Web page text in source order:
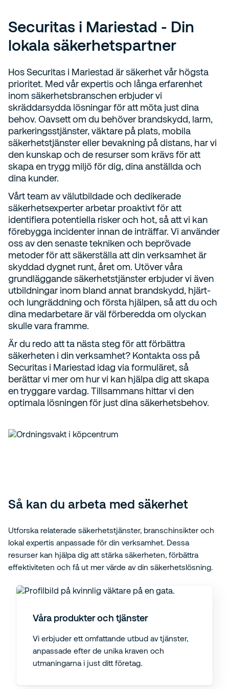
Securitas i Mariestad - Din
lokala säkerhetspartner
Hos Securitas i Mariestad är säkerhet vår högsta
prioritet. Med vår expertis och långa erfarenhet
inom säkerhetsbranschen erbjuder vi
skräddarsydda lösningar för att möta just dina
behov. Oavsett om du behöver brandskydd, larm,
parkeringsstjänster, väktare på plats, mobila
säkerhetstjänster eller bevakning på distans, har vi
den kunskap och de resurser som krävs för att
skapa en trygg miljö för dig, dina anställda och
dina kunder.
Vårt team av välutbildade och dedikerade
säkerhetsexperter arbetar proaktivt för att
identifiera potentiella risker och hot, så att vi kan
förebygga incidenter innan de inträffar. Vi använder
oss av den senaste tekniken och beprövade
metoder för att säkerställa att din verksamhet är
skyddad dygnet runt, året om. Utöver våra
grundläggande säkerhetstjänster erbjuder vi även
utbildningar inom bland annat brandskydd, hjärt-
och lungräddning och första hjälpen, så att du och
dina medarbetare är väl förberedda om olyckan
skulle vara framme.
Är du redo att ta nästa steg för att förbättra
säkerheten i din verksamhet? Kontakta oss på
Securitas i Mariestad idag via formuläret, så
berättar vi mer om hur vi kan hjälpa dig att skapa
en tryggare vardag. Tillsammans hittar vi den
optimala lösningen för just dina säkerhetsbehov.
Så kan du arbeta med säkerhet
Utforska relaterade säkerhetstjänster, branschinsikter och
lokal expertis anpassade för din verksamhet. Dessa
resurser kan hjälpa dig att stärka säkerheten, förbättra
effektiviteten och få ut mer värde av din säkerhetslösning.
Våra produkter och tjänster
Vi erbjuder ett omfattande utbud av tjänster,
anpassade efter de unika kraven och
utmaningarna i just ditt företag.